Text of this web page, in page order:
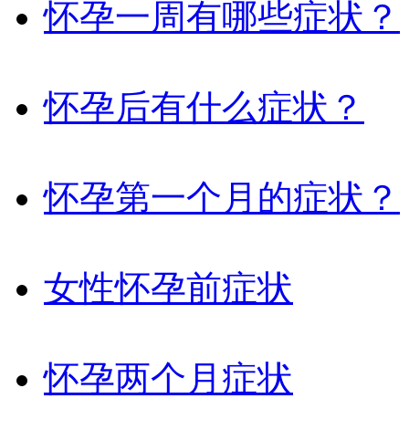
怀孕一周有哪些症状？
怀孕后有什么症状？
怀孕第一个月的症状？
女性怀孕前症状
怀孕两个月症状